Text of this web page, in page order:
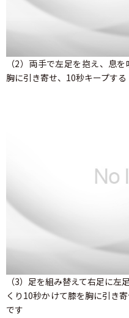
（2）両手で左足を抱え、息
胸に引き寄せ、10秒キープする
（3）足を組み替えて右足に
くり10秒かけて膝を胸に引き
です